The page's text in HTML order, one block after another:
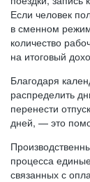
Если человек
в сменном
количество
на итоговый
Благодаря
распределить
перенести
дней, — это
процесса
связанных с